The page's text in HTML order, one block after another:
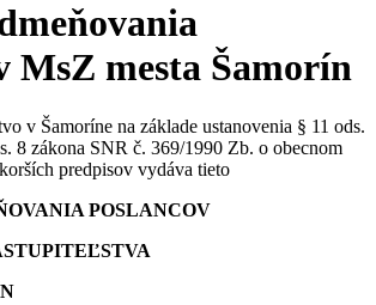
MsZ mesta Šamorín
v Šamoríne na základe ustanovenia § 11 ods.
8 zákona SNR č. 369/1990 Zb. o obecnom
predpisov vydáva tieto
POSLANCOV